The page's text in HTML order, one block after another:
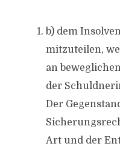
b) dem
mitzuteilen,
an
der
Der
Art und der